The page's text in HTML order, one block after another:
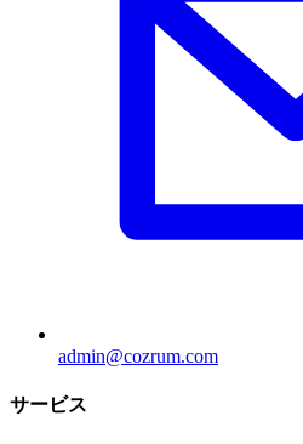
admin@cozrum.com
サービス